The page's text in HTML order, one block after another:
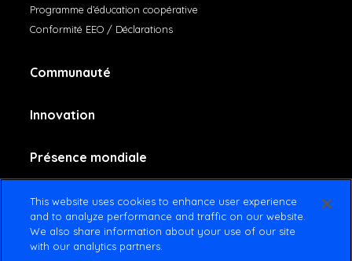
Programme d’éducation coopérative
Conformité EEO / Déclarations
Communauté
Innovation
Présence mondiale
Contactez-nous
This website uses cookies to enhance user experience
and to analyze performance and traffic on our website.
We also share information about your use of our site
with our analytics partners.